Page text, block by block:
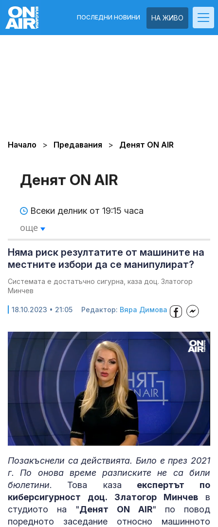
НА ЖИВО
ПОСЛЕДНИ НОВИНИ
Начало Предавания Денят ON AIR
Денят ON AIR
Всеки делник от 19:15 часа
още
Няма риск резултатите от машините на
местните избори да се манипулират?
Системата е достатъчно сигурна, каза доц. Златогор
Минчев
18.10.2023 • 21:05 Редактор: Вяра Димова
Unmute Loaded:
5.98%
Позакъснели са действията. Било е през 2021
г. По онова време разписките не са били
бюлетини. Това каза експертът по
киберсигурност доц. Златогор Минчевв
студиото на "Денят ON AIR" по повод
поредното заседание относно машинното